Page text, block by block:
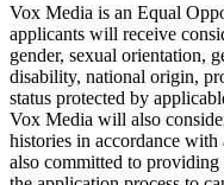
Vox Media is an Equal
applicants will receive
gender, sexual orientation,
disability, national origin,
status protected by
Vox Media will also
histories in accordance
also committed to providing